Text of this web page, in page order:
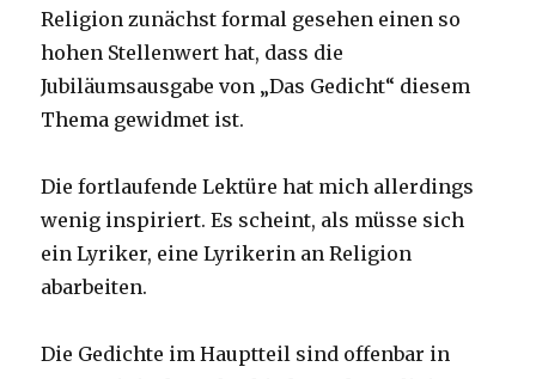
Religion zunächst formal gesehen einen so
hohen Stellenwert hat, dass die
Jubiläumsausgabe von „Das Gedicht“ diesem
Thema gewidmet ist.
Die fortlaufende Lektüre hat mich allerdings
wenig inspiriert. Es scheint, als müsse sich
ein Lyriker, eine Lyrikerin an Religion
abarbeiten.
Die Gedichte im Hauptteil sind offenbar in